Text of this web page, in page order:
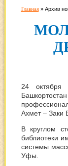
Главная» Архив
24 октября
Ахмет – Заки
В круглом
библиотеки
системы
Уфы.